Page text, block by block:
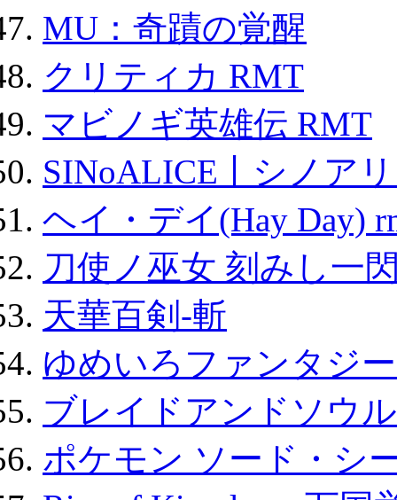
MU：奇蹟の覚醒
クリティカ RMT
マビノギ英雄伝 RMT
SINoALICE丨シノア
ヘイ・デイ(Hay Day)
刀使ノ巫女 刻みし一
天華百剣-斬
ゆめいろファンタジ
ブレイドアンドソウ
ポケモン ソード・シ